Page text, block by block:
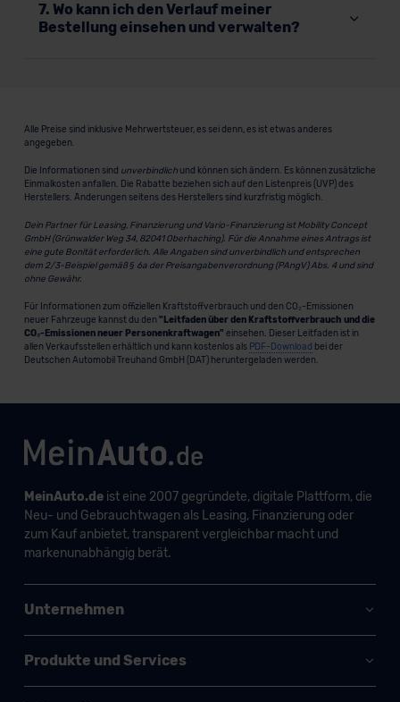
7. Wo kann ich den Verlauf meiner
Bestellung einsehen und verwalten?
Alle Preise sind inklusive Mehrwertsteuer, es sei denn, es ist etwas anderes
angegeben.
Die Informationen sind unverbindlichund können sich ändern. Es können zusätzliche
Einmalkosten anfallen. Die Rabatte beziehen sich auf den Listenpreis (UVP) des
Herstellers. Änderungen seitens des Herstellers sind kurzfristig möglich.
Dein Partner für Leasing, Finanzierung und Vario-Finanzierung ist Mobility Concept
GmbH (Grünwalder Weg 34, 82041 Oberhaching). Für die Annahme eines Antrags ist
eine gute Bonität erforderlich. Alle Angaben sind unverbindlich und entsprechen
dem 2/3-Beispiel gemäß § 6a der Preisangabenverordnung (PAngV) Abs. 4 und sind
ohne Gewähr.
Für Informationen zum offiziellen Kraftstoffverbrauch und den CO₂-Emissionen
neuer Fahrzeuge kannst du den "Leitfaden über den Kraftstoffverbrauch und die
CO₂-Emissionen neuer Personenkraftwagen" einsehen. Dieser Leitfaden ist in
allen Verkaufsstellen erhältlich und kann kostenlos als PDF-Download bei der
Deutschen Automobil Treuhand GmbH (DAT) heruntergeladen werden.
MeinAuto.deist eine 2007 gegründete, digitale Plattform, die
Neu- und Gebrauchtwagen als Leasing, Finanzierung oder
zum Kauf anbietet, transparent vergleichbar macht und
markenunabhängig berät.
Unternehmen
Produkte und Services